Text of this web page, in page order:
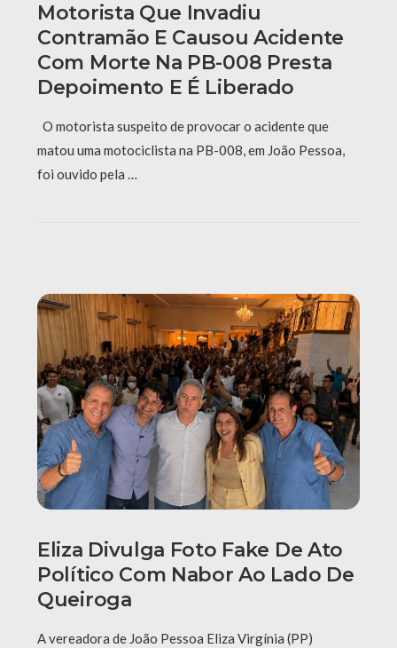
Motorista Que Invadiu
Contramão E Causou Acidente
Com Morte Na PB-008 Presta
Depoimento E É Liberado
O motorista suspeito de provocar o acidente que
matou uma motociclista na PB-008, em João Pessoa,
foi ouvido pela …
Eliza Divulga Foto Fake De Ato
Político Com Nabor Ao Lado De
Queiroga
A vereadora de João Pessoa Eliza Virgínia (PP)